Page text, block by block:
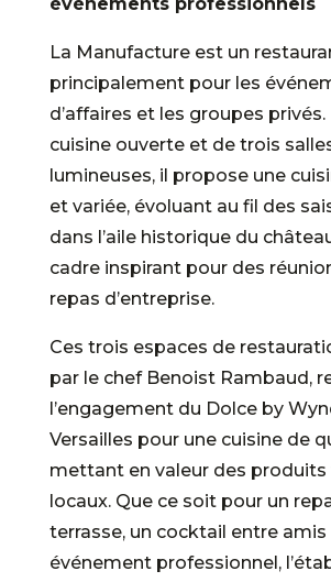
La Manufacture est un
principalement pour les
d’affaires et les groupes privés.
cuisine ouverte et de trois
lumineuses, il propose une
et variée, évoluant au fil des
dans l’aile historique du
cadre inspirant pour des
repas d’entreprise.
Ces trois espaces de
par le chef Benoist Rambaud,
l’engagement du Dolce by
Versailles pour une cuisine de
mettant en valeur des produits
locaux. Que ce soit pour un
terrasse, un cocktail entre amis
événement professionnel,